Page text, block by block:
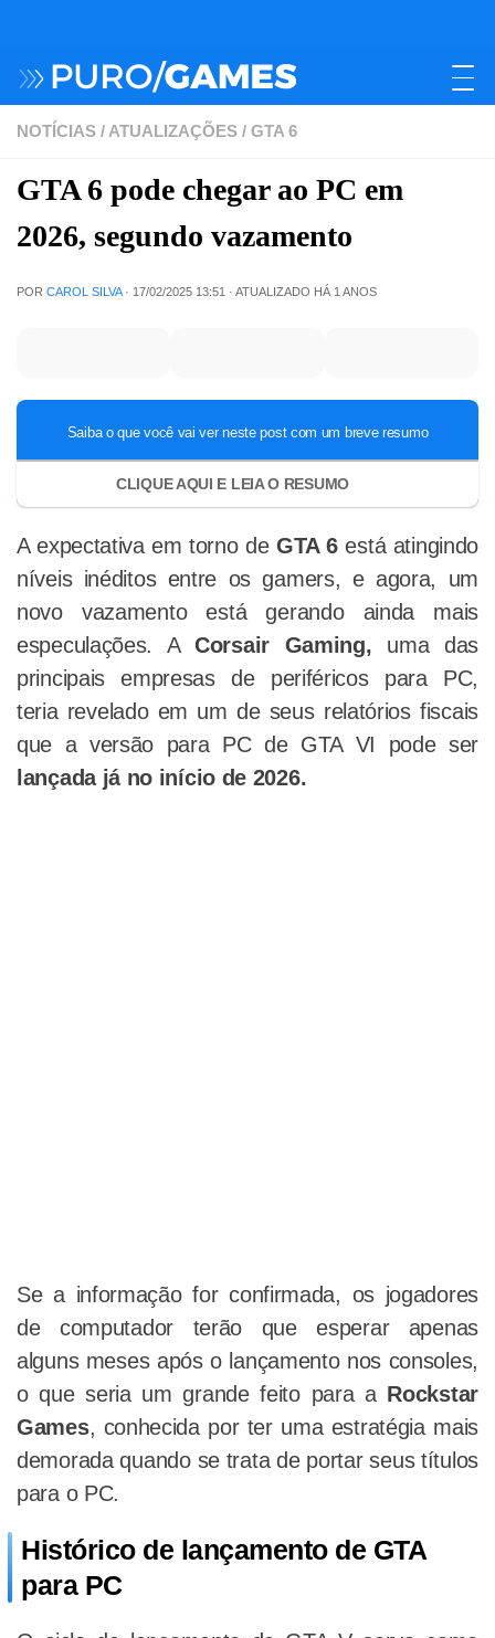
NOTÍCIAS / ATUALIZAÇÕES / GTA 6
GTA 6 pode chegar ao PC em
2026, segundo vazamento
POR CAROL SILVA · 17/02/2025 13:51 · ATUALIZADO HÁ 1 ANOS
A expectativa em torno de GTA 6está atingindo
níveis inéditos entre os gamers, e agora, um
novo vazamento está gerando ainda mais
especulações. ACorsair Gaming, uma das
principais empresas de periféricos para PC,
teria revelado em um de seus relatórios fiscais
que a versão para PC de GTA VI pode ser
lançada já no início de 2026.
Se a informação for confirmada, os jogadores
de computador terão que esperar apenas
alguns meses após o lançamento nos consoles,
o que seria um grande feito para a Rockstar
Games, conhecida por ter uma estratégia mais
demorada quando se trata de portar seus títulos
para o PC.
Histórico de lançamento de GTA
para PC